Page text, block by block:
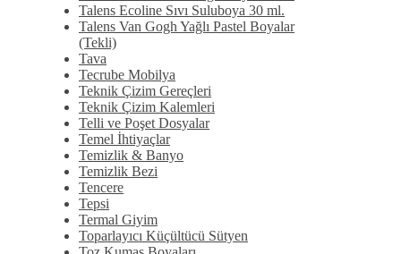
Talens Ecoline Sıvı Suluboya 30 ml.
Talens Van Gogh Yağlı Pastel Boyalar
(Tekli)
Tava
Tecrube Mobilya
Teknik Çizim Gereçleri
Teknik Çizim Kalemleri
Telli ve Poşet Dosyalar
Temel İhtiyaçlar
Temizlik & Banyo
Temizlik Bezi
Tencere
Tepsi
Termal Giyim
Toparlayıcı Küçültücü Sütyen